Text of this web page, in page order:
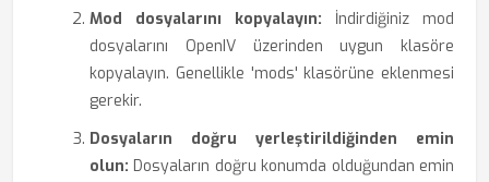
Mod dosyalarını kopyalayın: İndirdiğiniz mod
dosyalarını OpenIV üzerinden uygun klasöre
kopyalayın. Genellikle 'mods' klasörüne eklenmesi
gerekir.
Dosyaların doğru yerleştirildiğinden emin
olun: Dosyaların doğru konumda olduğundan emin